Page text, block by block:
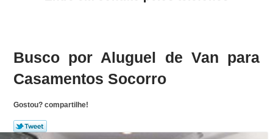
Busco por Aluguel de Van para
Casamentos Socorro
Gostou? compartilhe!